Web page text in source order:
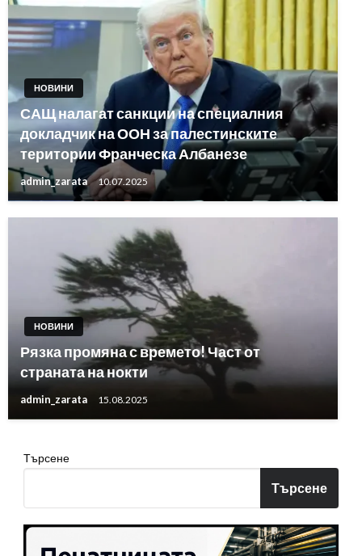
НОВИНИ
САЩ налагат санкции на специалния
докладчик на ООН за палестинските
територии Франческа Албанезе
admin_zarata 10.07.2025
НОВИНИ
Рязка промяна с времето! Част от
страната на нокти
admin_zarata 15.08.2025
Търсене
Търсене